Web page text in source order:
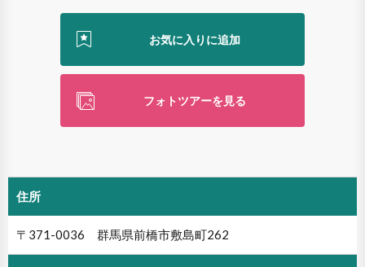
フォトツアーを見る
住所
〒371-0036 群馬県前橋市敷島町262